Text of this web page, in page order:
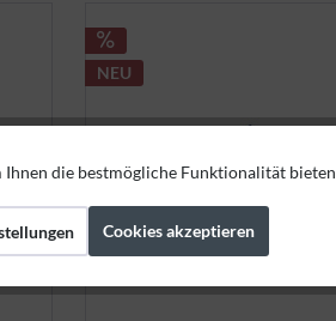
NEU
die bestmögliche Funktionalität
Cookies akzeptieren